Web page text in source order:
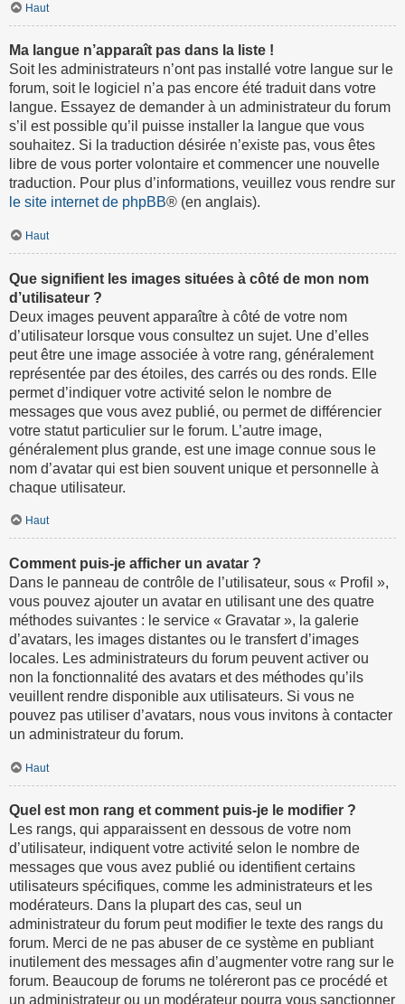
Haut
Ma langue n’apparaît pas dans la liste !
Soit les administrateurs n’ont pas installé votre langue sur le
forum, soit le logiciel n’a pas encore été traduit dans votre
langue. Essayez de demander à un administrateur du forum
s’il est possible qu’il puisse installer la langue que vous
souhaitez. Si la traduction désirée n’existe pas, vous êtes
libre de vous porter volontaire et commencer une nouvelle
traduction. Pour plus d’informations, veuillez vous rendre sur
le site internet de phpBB® (en anglais).
Haut
Que signifient les images situées à côté de mon nom
d’utilisateur ?
Deux images peuvent apparaître à côté de votre nom
d’utilisateur lorsque vous consultez un sujet. Une d’elles
peut être une image associée à votre rang, généralement
représentée par des étoiles, des carrés ou des ronds. Elle
permet d’indiquer votre activité selon le nombre de
messages que vous avez publié, ou permet de différencier
votre statut particulier sur le forum. L’autre image,
généralement plus grande, est une image connue sous le
nom d’avatar qui est bien souvent unique et personnelle à
chaque utilisateur.
Haut
Comment puis-je afficher un avatar ?
Dans le panneau de contrôle de l’utilisateur, sous « Profil »,
vous pouvez ajouter un avatar en utilisant une des quatre
méthodes suivantes : le service « Gravatar », la galerie
d’avatars, les images distantes ou le transfert d’images
locales. Les administrateurs du forum peuvent activer ou
non la fonctionnalité des avatars et des méthodes qu’ils
veuillent rendre disponible aux utilisateurs. Si vous ne
pouvez pas utiliser d’avatars, nous vous invitons à contacter
un administrateur du forum.
Haut
Quel est mon rang et comment puis-je le modifier ?
Les rangs, qui apparaissent en dessous de votre nom
d’utilisateur, indiquent votre activité selon le nombre de
messages que vous avez publié ou identifient certains
utilisateurs spécifiques, comme les administrateurs et les
modérateurs. Dans la plupart des cas, seul un
administrateur du forum peut modifier le texte des rangs du
forum. Merci de ne pas abuser de ce système en publiant
inutilement des messages afin d’augmenter votre rang sur le
forum. Beaucoup de forums ne toléreront pas ce procédé et
un administrateur ou un modérateur pourra vous sanctionner